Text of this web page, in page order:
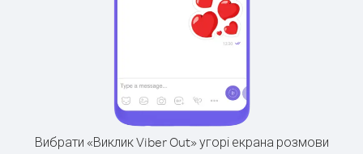
Вибрати «Виклик Viber Out» угорі екрана розмови